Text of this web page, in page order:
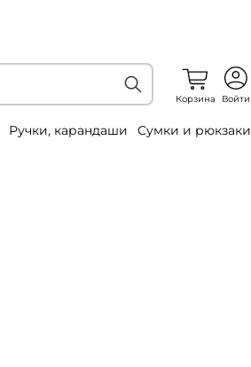
Корзина Войти
Ручки, карандаши Сумки и рюкзаки